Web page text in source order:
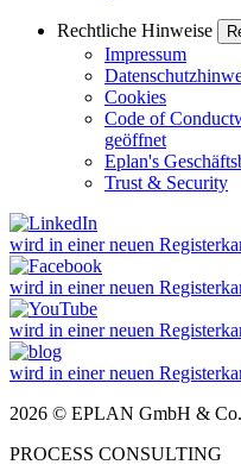
Rechtliche Hinweise
Impressum
Cookies
Code of Conduct
geöffnet
Eplan's
Trust & Security
wird in einer neuen
wird in einer neuen
wird in einer neuen
wird in einer neuen
2026 © EPLAN GmbH &
PROCESS CONSULTING